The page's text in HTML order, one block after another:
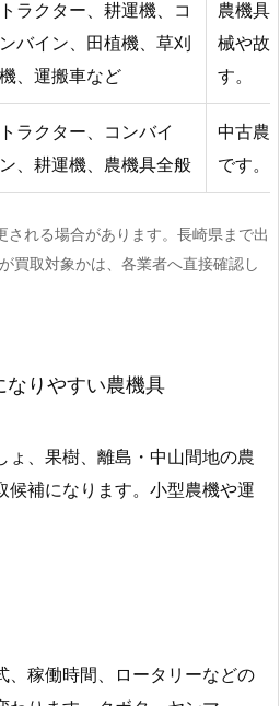
トラクター、耕運機、コ
ンバイン、田植機、草刈
機、運搬車など
農機具
械や故
す。
トラクター、コンバイ
ン、耕運機、農機具全般
中古農
です。
れる場合があります。長崎県まで出
買取対象かは、各業者へ直接確認し
なりやすい農機具
ょ、果樹、離島・中山間地の農
候補になります。小型農機や運
、稼働時間、ロータリーなどの